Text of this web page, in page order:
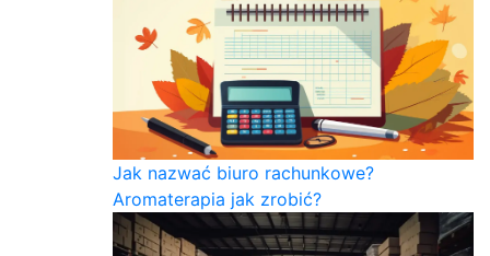
Jak nazwać biuro rachunkowe?
Aromaterapia jak zrobić?